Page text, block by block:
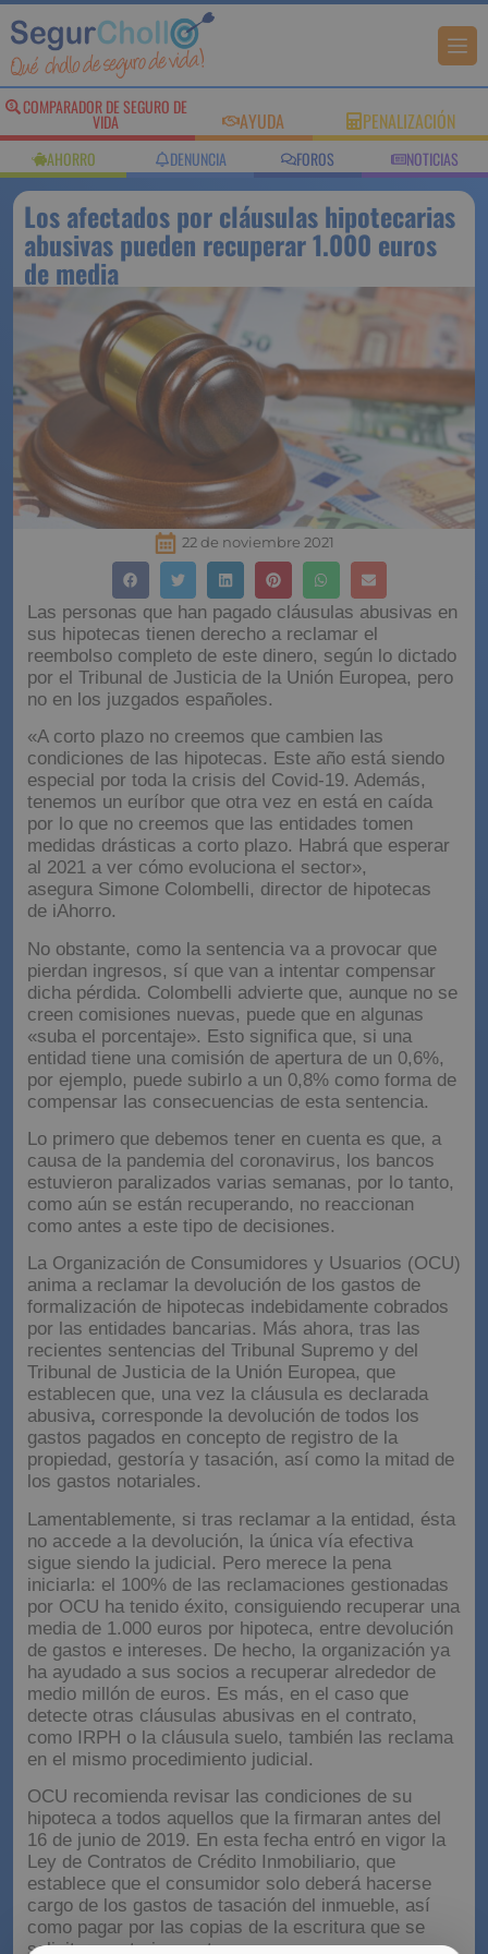
COMPARADOR DE SEGURO DE
VIDA AYUDA PENALIZACIÓN
AHORRO DENUNCIA FOROS NOTICIAS
Los afectados por cláusulas hipotecarias
abusivas pueden recuperar 1.000 euros
de media
22 de noviembre 2021
Las personas que han pagado cláusulas abusivas en
sus hipotecas tienen derecho a reclamar el
reembolso completo de este dinero, según lo dictado
por el Tribunal de Justicia de la Unión Europea, pero
no en los juzgados españoles.
«A corto plazo no creemos que cambien las
condiciones de las hipotecas. Este año está siendo
especial por toda la crisis del Covid-19. Además,
tenemos un euríbor que otra vez en está en caída
por lo que no creemos que las entidades tomen
medidas drásticas a corto plazo. Habrá que esperar
al 2021 a ver cómo evoluciona el sector»,
asegura Simone Colombelli, director de hipotecas
de iAhorro.
No obstante, como la sentencia va a provocar que
pierdan ingresos, sí que van a intentar compensar
dicha pérdida. Colombelli advierte que, aunque no se
creen comisiones nuevas, puede que en algunas
«suba el porcentaje». Esto significa que, si una
entidad tiene una comisión de apertura de un 0,6%,
por ejemplo, puede subirlo a un 0,8% como forma de
compensar las consecuencias de esta sentencia.
Lo primero que debemos tener en cuenta es que, a
causa de la pandemia del coronavirus, los bancos
estuvieron paralizados varias semanas, por lo tanto,
como aún se están recuperando, no reaccionan
como antes a este tipo de decisiones.
La Organización de Consumidores y Usuarios (OCU)
anima a reclamar la devolución de los gastos de
formalización de hipotecas indebidamente cobrados
por las entidades bancarias. Más ahora, tras las
recientes sentencias del Tribunal Supremo y del
Tribunal de Justicia de la Unión Europea, que
establecen que, una vez la cláusula es declarada
abusiva, corresponde la devolución de todos los
gastos pagados en concepto de registro de la
propiedad, gestoría y tasación, así como la mitad de
los gastos notariales.
Lamentablemente, si tras reclamar a la entidad, ésta
no accede a la devolución, la única vía efectiva
sigue siendo la judicial. Pero merece la pena
iniciarla: el 100% de las reclamaciones gestionadas
por OCU ha tenido éxito, consiguiendo recuperar una
media de 1.000 euros por hipoteca, entre devolución
de gastos e intereses. De hecho, la organización ya
ha ayudado a sus socios a recuperar alrededor de
medio millón de euros. Es más, en el caso que
detecte otras cláusulas abusivas en el contrato,
como IRPH o la cláusula suelo, también las reclama
en el mismo procedimiento judicial.
OCU recomienda revisar las condiciones de su
hipoteca a todos aquellos que la firmaran antes del
16 de junio de 2019. En esta fecha entró en vigor la
Ley de Contratos de Crédito Inmobiliario, que
establece que el consumidor solo deberá hacerse
cargo de los gastos de tasación del inmueble, así
como pagar por las copias de la escritura que se
soliciten posteriormente.